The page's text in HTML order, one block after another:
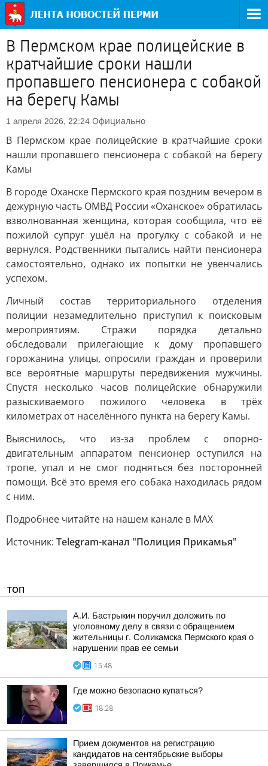
В Пермском крае полицейские в
кратчайшие сроки нашли
пропавшего пенсионера с собакой
на берегу Камы
1 апреля 2026, 22:24 Официально
В Пермском крае полицейские в кратчайшие сроки
нашли пропавшего пенсионера с собакой на берегу
Камы
В городе Оханске Пермского края поздним вечером в
дежурную часть ОМВД России «Оханское» обратилась
взволнованная женщина, которая сообщила, что её
пожилой супруг ушёл на прогулку с собакой и не
вернулся. Родственники пытались найти пенсионера
самостоятельно, однако их попытки не увенчались
успехом.
Личный состав территориального отделения
полиции незамедлительно приступил к поисковым
мероприятиям. Стражи порядка детально
обследовали прилегающие к дому пропавшего
горожанина улицы, опросили граждан и проверили
все вероятные маршруты передвижения мужчины.
Спустя несколько часов полицейские обнаружили
разыскиваемого пожилого человека в трёх
километрах от населённого пункта на берегу Камы.
Выяснилось, что из-за проблем с опорно-
двигательным аппаратом пенсионер оступился на
тропе, упал и не смог подняться без посторонней
помощи. Всё это время его собака находилась рядом
с ним.
Подробнее читайте на нашем канале в МАХ
Источник: Telegram-канал "Полиция Прикамья"
ТОП
А.И. Бастрыкин поручил доложить по
уголовному делу в связи с обращением
жительницы г. Соликамска Пермского края о
нарушении прав ее семьи
15:48
Где можно безопасно купаться?
18:28
Прием документов на регистрацию
кандидатов на сентябрьские выборы